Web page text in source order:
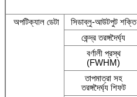
অপটিক্যাল ডেটা সিডাব্লু-আউটপুট শক্তি
কেন্দ্র তরঙ্গদৈর্ঘ্য
বর্ণালী প্রস্থ
(FWHM)
তাপমাত্রা সহ
তরঙ্গদৈর্ঘ্য শিফট